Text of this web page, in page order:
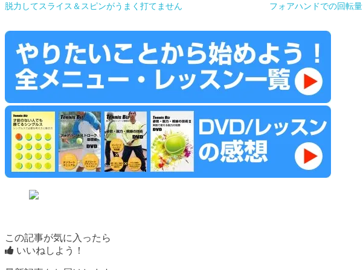
脱力してスライス＆スピンがうまく打てません フォアハンドでの回転量
この記事が気に入ったら
いいねしよう！